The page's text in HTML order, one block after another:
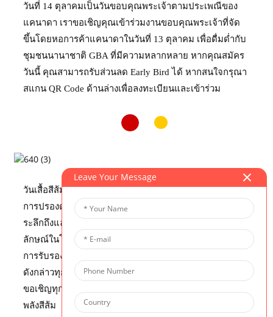
วันที่ 14 ตุลาคมเป็นวันขอบคุณพระเจ้าตามประเพณีของ
แคนาดา เราขอเชิญคุณเข้าร่วมงานขอบคุณพระเจ้าที่จัด
ขึ้นโดยหอการค้าแคนาดาในวันที่ 13 ตุลาคม เพื่อดื่มด่ำกับ
ชุมชนนานาชาติ GBA ที่มีความหลากหลาย หากคุณสมัคร
วันนี้ คุณสามารถรับส่วนลด Early Bird ได้ หากสนใจกรุณา
สแกน QR Code ด้านล่างเพื่อลงทะเบียนและเข้าร่วม
วันเสื้อสีส้มได้รับการกำหนดให้เป็น "วันแห่งความจริงและ
การปรองดองแห่งชาติ" ในแคนาดาในปี 2021 เพื่อเป็นการ
ระลึกถึงและยกย่องเด็กพื้นเมืองทุกคนที่สูญเสียชีวิตและอัต
ลักษณ์ในโรงเรียนประจำของแคนาดา โรงเรียน CIS ได้รับ
การรับรองจากรัฐบาลแคนาดา และเราร่วมกันรำลึกถึงวัน
ดังกล่าวทุกปี เราสนับสนุนโครงการ Every Child Matters!
ขอเชิญทุกท่านร่วมกิจกรรมเพ้นท์เสื้อยืดสีส้ม และรวบรวม
พลังสีส้ม
Leave Your Message